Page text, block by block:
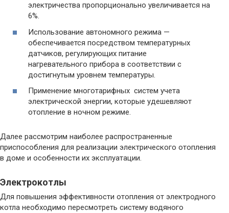
электричества пропорционально увеличивается на
6%.
Использование автономного режима —
обеспечивается посредством температурных
датчиков, регулирующих питание
нагревательного прибора в соответствии с
достигнутым уровнем температуры.
Применение многотарифных систем учета
электрической энергии, которые удешевляют
отопление в ночном режиме.
Далее рассмотрим наиболее распространенные
приспособления для реализации электрического отопления
в доме и особенности их эксплуатации.
Электрокотлы
Для повышения эффективности отопления от электродного
котла необходимо пересмотреть систему водяного